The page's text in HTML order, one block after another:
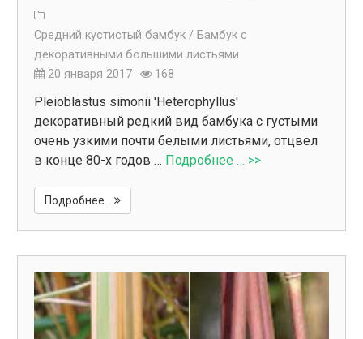
Средний кустистый бамбук / Бамбук с
декоративными большими листьями
20 января 2017
168
Pleioblastus simonii 'Heterophyllus'
декоративный редкий вид бамбука с густыми
очень узкими почти белыми листьями, отцвел
в конце 80-х годов … Подробнее … >>
Подробнее...